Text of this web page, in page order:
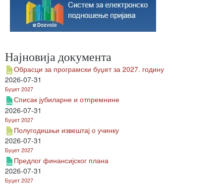
Најновија документа
Обрасци за програмски буџет за 2027. годину
2026-07-31
Буџет 2027
Списак јубиларне и отпремнине
2026-07-31
Буџет 2027
Полугодишњи извештај о учинку
2026-07-31
Буџет 2027
Предлог финансијског плана
2026-07-31
Буџет 2027